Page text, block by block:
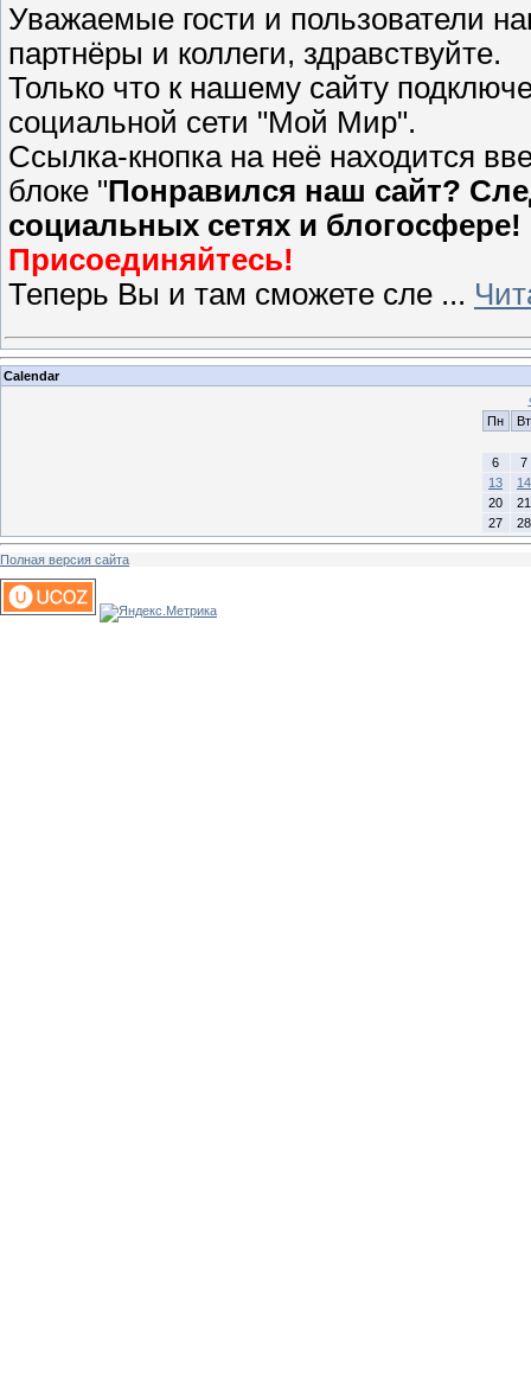
Уважаемые гости и пользователи
партнёры и коллеги, здравствуйте.
Только что к нашему сайту
социальной сети "Мой Мир".
Ссылка-кнопка на неё находится
блоке "Понравился наш сайт?
социальных сетях и блогосфере!
Присоединяйтесь!
Теперь Вы и там сможете сле ...
Calendar
Пн
Вт
6
7
13
14
20
21
27
28
Полная версия сайта